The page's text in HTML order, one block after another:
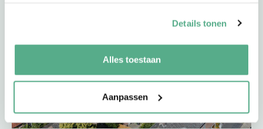
Details tonen
Alles toestaan
Aanpassen